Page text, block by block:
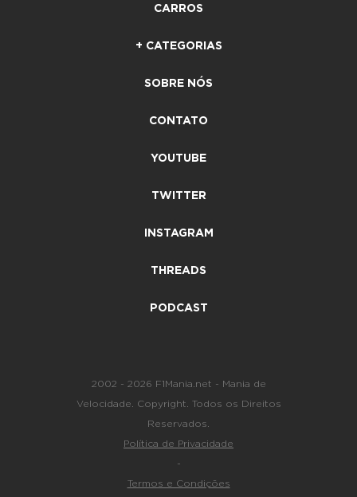
CARROS
+ CATEGORIAS
SOBRE NÓS
CONTATO
YOUTUBE
TWITTER
INSTAGRAM
THREADS
PODCAST
2002 - 2026 F1Mania.net - Mania de
Velocidade. Copyright. Todos os Direitos
Reservados.
Política de Privacidade
-
Termos e Condições